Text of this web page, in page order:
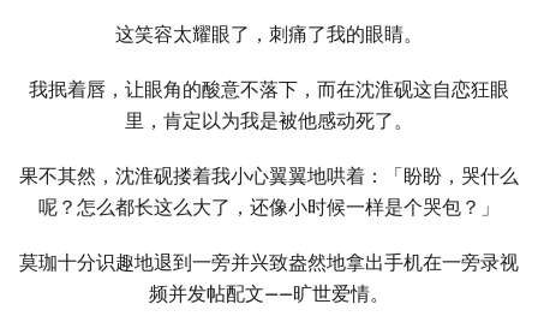
这笑容太耀眼了，刺痛了我的眼睛。
我抿着唇，让眼角的酸意不落下，而在沈淮砚这自恋狂眼
里，肯定以为我是被他感动死了。
果不其然，沈淮砚搂着我小心翼翼地哄着：「盼盼，哭什么
呢？怎么都长这么大了，还像小时候一样是个哭包？」
莫珈十分识趣地退到一旁并兴致盎然地拿出手机在一旁录视
频并发帖配文——旷世爱情。